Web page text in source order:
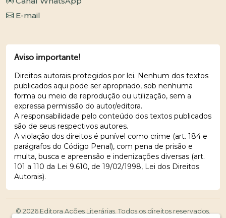
E-mail
Aviso importante!
Direitos autorais protegidos por lei. Nenhum dos textos
publicados aqui pode ser apropriado, sob nenhuma
forma ou meio de reprodução ou utilização, sem a
expressa permissão do autor/editora.
A responsabilidade pelo conteúdo dos textos publicados
são de seus respectivos autores.
A violação dos direitos é punível como crime (art. 184 e
parágrafos do Código Penal), com pena de prisão e
multa, busca e apreensão e indenizações diversas (art.
101 a 110 da Lei 9.610, de 19/02/1998, Lei dos Direitos
Autorais).
© 2026 Editora Ações Literárias. Todos os direitos reservados.